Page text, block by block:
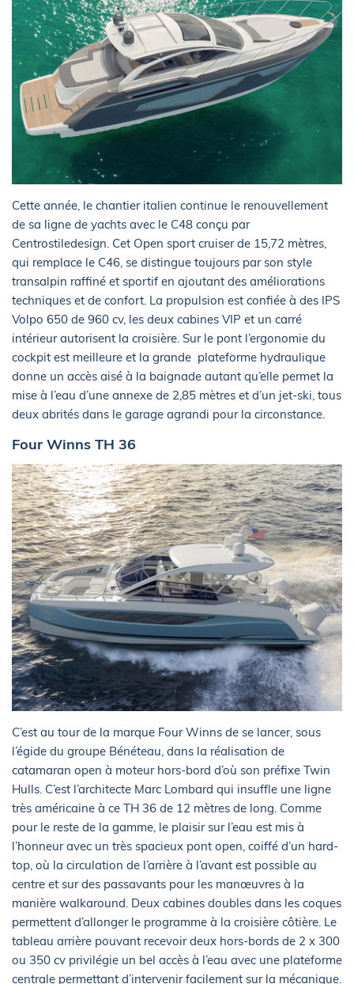
Cette année, le chantier italien continue le renouvellement
de sa ligne de yachts avec le C48 conçu par
Centrostiledesign. Cet Open sport cruiser de 15,72 mètres,
qui remplace le C46, se distingue toujours par son style
transalpin raffiné et sportif en ajoutant des améliorations
techniques et de confort. La propulsion est confiée à des IPS
Volpo 650 de 960 cv, les deux cabines VIP et un carré
intérieur autorisent la croisière. Sur le pont l’ergonomie du
cockpit est meilleure et la grande plateforme hydraulique
donne un accès aisé à la baignade autant qu’elle permet la
mise à l’eau d’une annexe de 2,85 mètres et d’un jet-ski, tous
deux abrités dans le garage agrandi pour la circonstance.
Four Winns TH 36
C’est au tour de la marque Four Winns de se lancer, sous
l’égide du groupe Bénéteau, dans la réalisation de
catamaran open à moteur hors-bord d’où son préfixe Twin
Hulls. C’est l’architecte Marc Lombard qui insuffle une ligne
très américaine à ce TH 36 de 12 mètres de long. Comme
pour le reste de la gamme, le plaisir sur l’eau est mis à
l’honneur avec un très spacieux pont open, coiffé d’un hard-
top, où la circulation de l’arrière à l’avant est possible au
centre et sur des passavants pour les manœuvres à la
manière walkaround. Deux cabines doubles dans les coques
permettent d’allonger le programme à la croisière côtière. Le
tableau arrière pouvant recevoir deux hors-bords de 2 x 300
ou 350 cv privilégie un bel accès à l’eau avec une plateforme
centrale permettant d’intervenir facilement sur la mécanique.